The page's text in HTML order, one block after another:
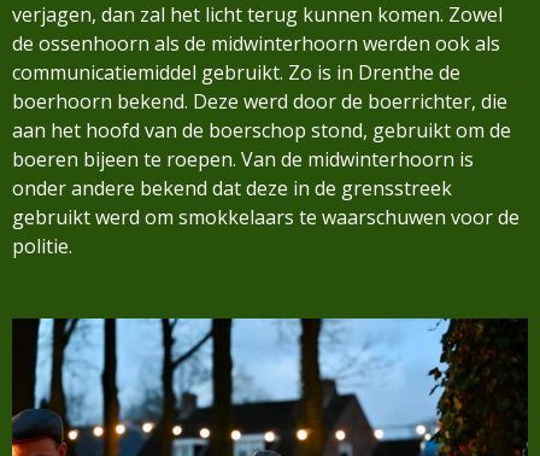
verjagen, dan zal het licht terug kunnen komen. Zowel
de ossenhoorn als de midwinterhoorn werden ook als
communicatiemiddel gebruikt. Zo is in Drenthe de
boerhoorn bekend. Deze werd door de boerrichter, die
aan het hoofd van de boerschop stond, gebruikt om de
boeren bijeen te roepen. Van de midwinterhoorn is
onder andere bekend datdeze in de grensstreek
gebruikt werd om smokkelaars te waarschuwen voor de
politie.